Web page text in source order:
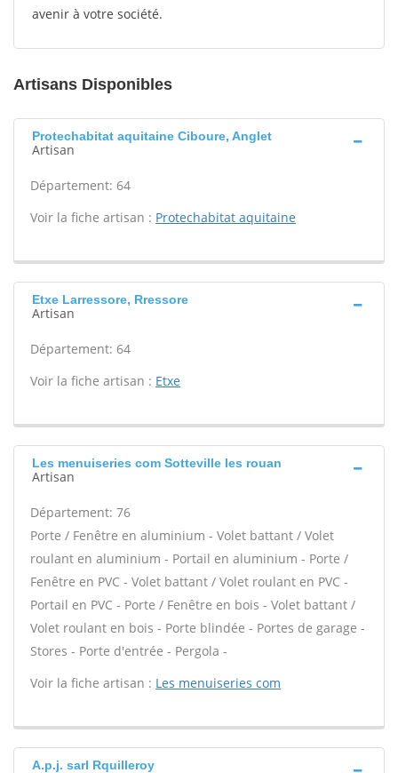
avenir à votre société.
Artisans Disponibles
Protechabitat aquitaine Ciboure, Anglet
Artisan
Département: 64
Voir la fiche artisan : Protechabitat aquitaine
Etxe Larressore, Rressore
Artisan
Département: 64
Voir la fiche artisan : Etxe
Les menuiseries com Sotteville les rouan
Artisan
Département: 76
Porte / Fenêtre en aluminium - Volet battant / Volet
roulant en aluminium - Portail en aluminium - Porte /
Fenêtre en PVC - Volet battant / Volet roulant en PVC -
Portail en PVC - Porte / Fenêtre en bois - Volet battant /
Volet roulant en bois - Porte blindée - Portes de garage -
Stores - Porte d'entrée - Pergola -
Voir la fiche artisan : Les menuiseries com
A.p.j. sarl Rquilleroy